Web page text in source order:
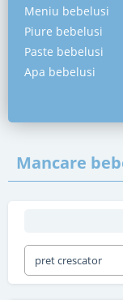
Meniu bebelusi
Piure bebelusi
Paste bebelusi
Apa bebelusi
Mancare
pret crescator